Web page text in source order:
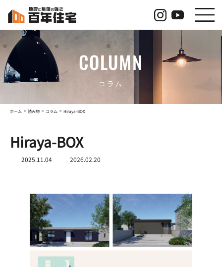
ツ
ス
キ
ッ
シ
ン
に
移
COLUMN
コラム
ホーム 読み物 コラム Hiraya-BOX
Hiraya-BOX
2025.11.04
最
日
2026.02.20